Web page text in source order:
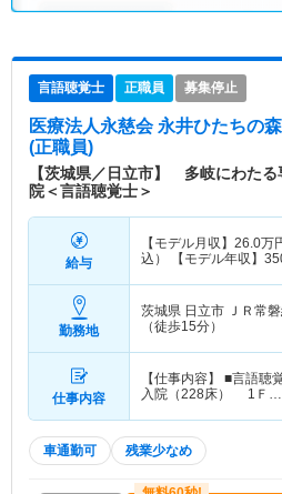
言語聴覚士 正職員 募集停止
医療法人永慈会 永井ひたちの
(正職員)
【茨城県／日立市】 多岐にわた
院＜言語聴覚士＞
給与
【モデル月収】 26.0万
込） 【モデル年収】
勤務地
茨城県 日立市 ＪＲ常
（徒歩15分）
仕事内容
【仕事内容】 ■言語聴覚士業務
入院（228床） 1Ｆ…
車通勤可 残業少なめ